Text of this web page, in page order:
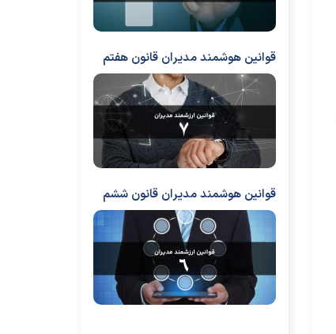
قوانین هوشمند مدیران قانون هفتم
قوانین هوشمند مدیران قانون ششم